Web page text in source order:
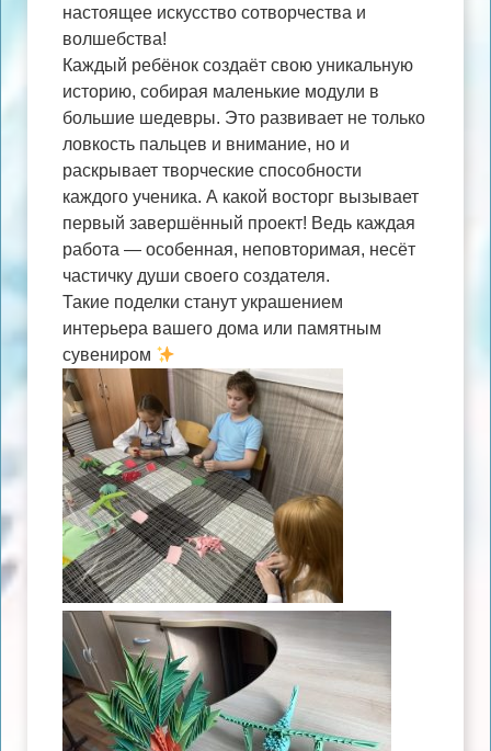
настоящее искусство сотворчества и
волшебства!
Каждый ребёнок создаёт свою уникальную
историю, собирая маленькие модули в
большие шедевры. Это развивает не только
ловкость пальцев и внимание, но и
раскрывает творческие способности
каждого ученика. А какой восторг вызывает
первый завершённый проект! Ведь каждая
работа — особенная, неповторимая, несёт
частичку души своего создателя.
Такие поделки станут украшением
интерьера вашего дома или памятным
сувениром